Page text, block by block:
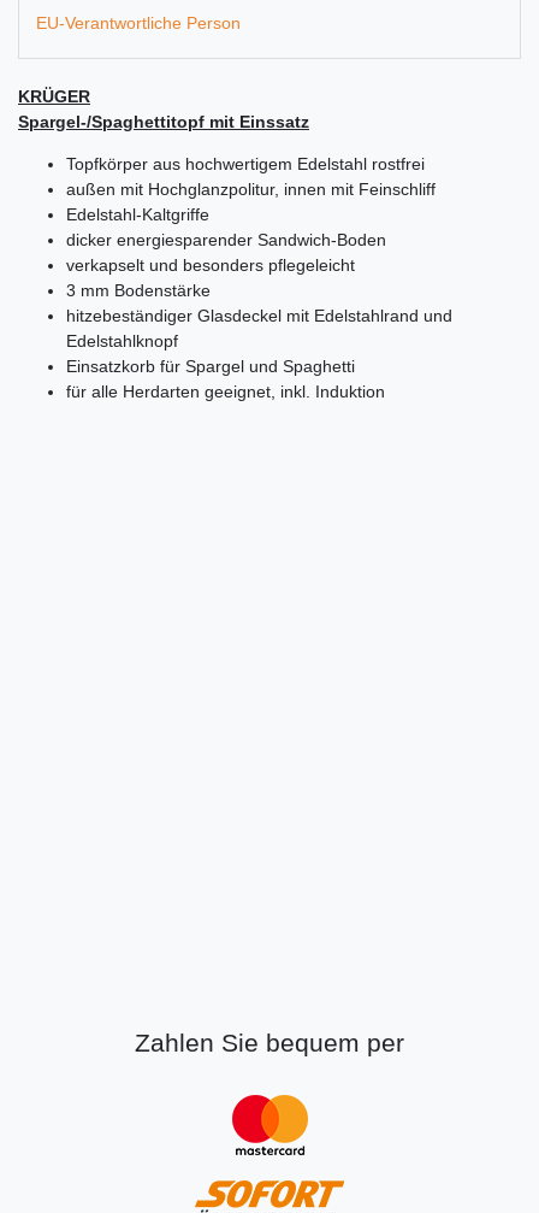
EU-Verantwortliche Person
KRÜGER
Spargel-/Spaghettitopf mit Einssatz
Topfkörper aus hochwertigem Edelstahl rostfrei
außen mit Hochglanzpolitur, innen mit Feinschliff
Edelstahl-Kaltgriffe
dicker energiesparender Sandwich-Boden
verkapselt und besonders pflegeleicht
3 mm Bodenstärke
hitzebeständiger Glasdeckel mit Edelstahlrand und
Edelstahlknopf
Einsatzkorb für Spargel und Spaghetti
für alle Herdarten geeignet, inkl. Induktion
Zahlen Sie bequem per